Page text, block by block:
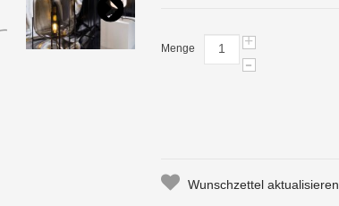
Menge +
-
Wunschzettel aktualisieren